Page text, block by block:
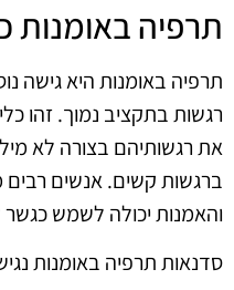
תרפיה באומנות
תרפיה באומנות היא גישה
רגשות בתקציב נמוך. זהו
את רגשותיהם בצורה לא
ברגשות קשים. אנשים רבים
והאמנות יכולה לשמש כגשר
סדנאות תרפיה באומנות